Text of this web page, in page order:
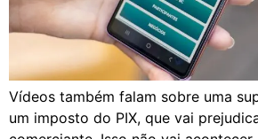
Vídeos também falam sobre uma
um imposto do PIX, que vai